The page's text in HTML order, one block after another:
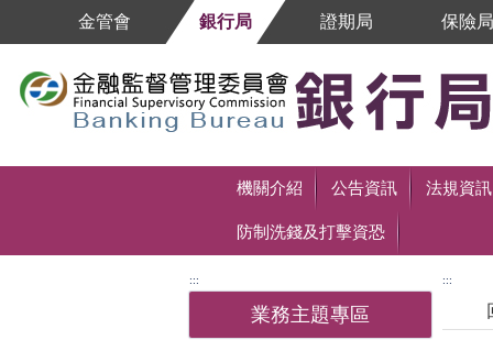
跳到主要內容區塊
金管會 銀行局 證期局 保險局
機關介紹 公告資訊 法規資訊
防制洗錢及打擊資恐
:::
業務主題專區
:::